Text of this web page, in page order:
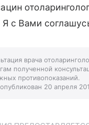
Я с Вами
врача
полученной
противопоказаний.
20 апреля